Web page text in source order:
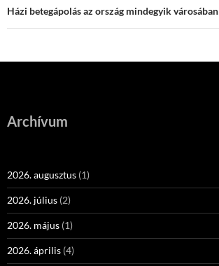
Házi betegápolás az ország mindegyik városában
Archívum
2026. augusztus (1)
2026. július (2)
2026. május (1)
2026. április (4)